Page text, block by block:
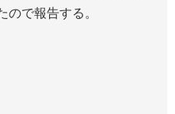
で報告する。